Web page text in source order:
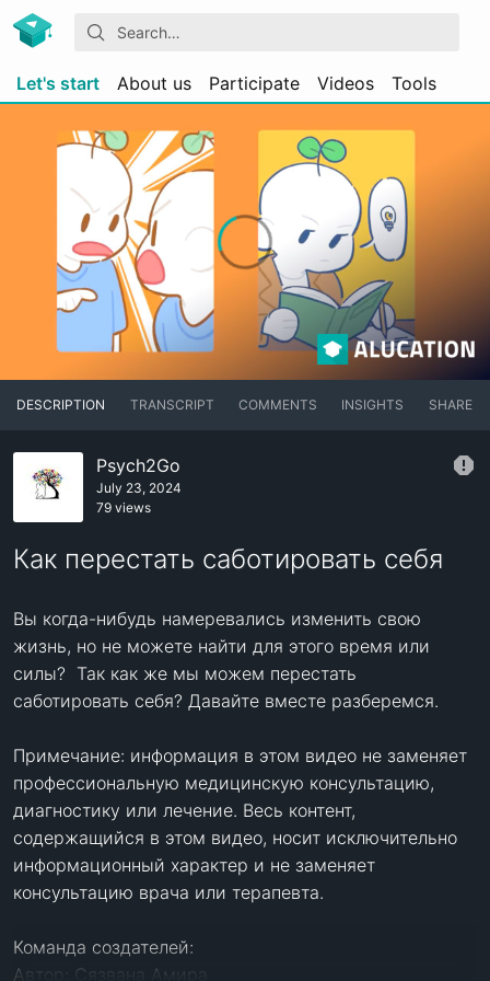
Let's start About us Participate Videos Tools
DESCRIPTION TRANSCRIPT COMMENTS INSIGHTS SHARE
Psych2Go
July 23, 2024
79 views
Как перестать саботировать себя
Вы когда-нибудь намеревались изменить свою
жизнь, но не можете найти для этого время или
силы?  Так как же мы можем перестать
саботировать себя? Давайте вместе разберемся.
Примечание: информация в этом видео не заменяет
профессиональную медицинскую консультацию,
диагностику или лечение. Весь контент,
содержащийся в этом видео, носит исключительно
информационный характер и не заменяет
консультацию врача или терапевта.
Команда создателей:
Автор: Сязвана Амира